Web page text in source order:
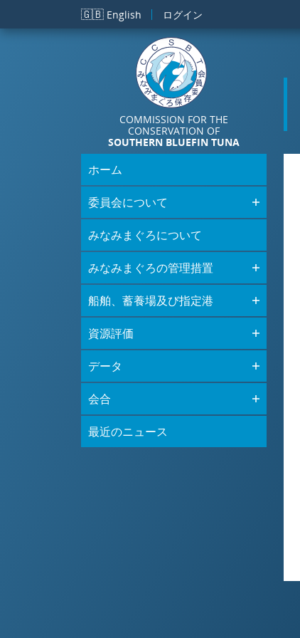
メインコンテンツに移動
🇬🇧 English ログイン
COMMISSION FOR THE
CONSERVATION OF
SOUTHERN BLUEFIN TUNA
ホーム
委員会について
みなみまぐろについて
みなみまぐろの管理措置
船舶、蓄養場及び指定港
資源評価
データ
会合
最近のニュース